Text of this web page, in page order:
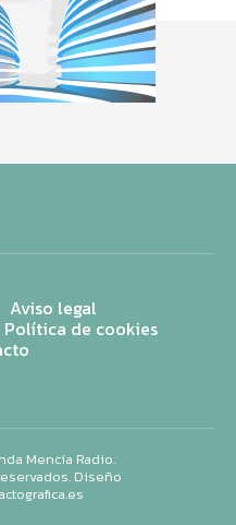
Aviso legal
Política de cookies
Mencía Radio.
Diseño